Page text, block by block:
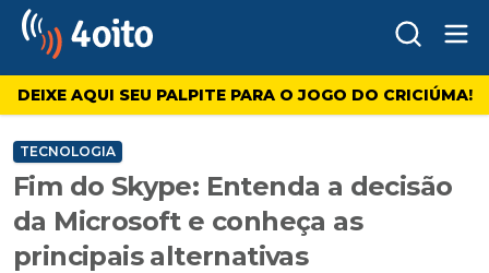
4oito
DEIXE AQUI SEU PALPITE PARA O JOGO DO CRICIÚMA!
TECNOLOGIA
Fim do Skype: Entenda a decisão
da Microsoft e conheça as
principais alternativas